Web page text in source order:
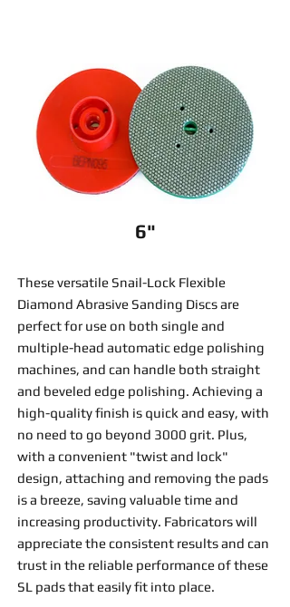
6"
These versatile Snail-Lock Flexible
Diamond Abrasive Sanding Discs are
perfect for use on both single and
multiple-head automatic edge polishing
machines, and can handle both straight
and beveled edge polishing. Achieving a
high-quality finish is quick and easy, with
no need to go beyond 3000 grit. Plus,
with a convenient "twist and lock"
design, attaching and removing the pads
is a breeze, saving valuable time and
increasing productivity. Fabricators will
appreciate the consistent results and can
trust in the reliable performance of these
SL pads that easily fit into place.